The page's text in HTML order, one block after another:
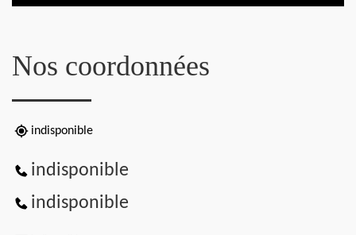
Nos coordonnées
indisponible
indisponible
indisponible